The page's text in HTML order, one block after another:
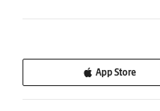
App Store